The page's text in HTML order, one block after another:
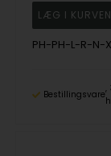
PH-PH-L-R-N-
Bestillingsvare